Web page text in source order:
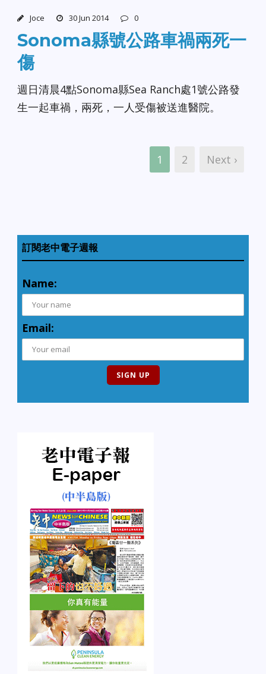
Joce 30 Jun 2014 0
Sonoma縣號公路車禍兩死一
傷
週日清晨4點Sonoma縣Sea Ranch處1號公路發
生一起車禍，兩死，一人受傷被送進醫院。
1 2 Next ›
訂閱老中電子週報
Name:
Email: